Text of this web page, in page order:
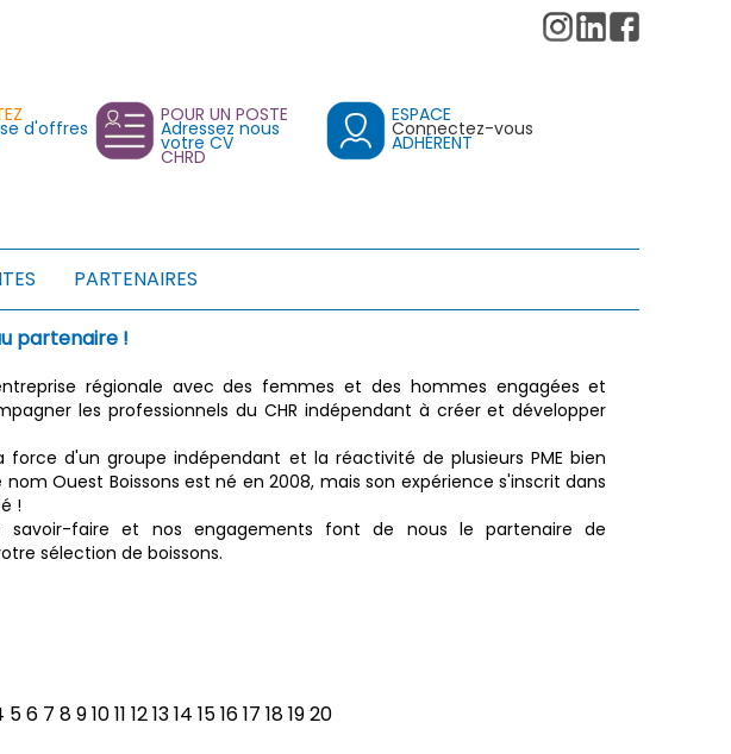
d'offres
POUR UN POSTE
Adressez nous
votre CV
CHRD
ESPACE
Connectez-vous
ADHÉRENT
PARTENAIRES
partenaire !
régionale avec des femmes et des hommes engagées et
les professionnels du CHR indépendant à créer et développer
force d'un groupe indépendant et la réactivité de plusieurs PME bien
Ouest Boissons est né en 2008, mais son expérience s'inscrit dans
!
savoir-faire et nos engagements font de nous le partenaire de
sélection de boissons.
56 7 891011 121314 151617 181920